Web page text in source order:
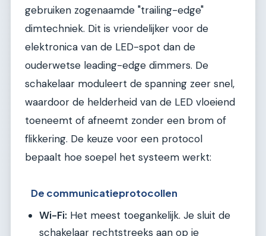
gebruiken zogenaamde "trailing-edge"
dimtechniek. Dit is vriendelijker voor de
elektronica van de LED-spot dan de
ouderwetse leading-edge dimmers. De
schakelaar moduleert de spanning zeer snel,
waardoor de helderheid van de LED vloeiend
toeneemt of afneemt zonder een brom of
flikkering. De keuze voor een protocol
bepaalt hoe soepel het systeem werkt:
De communicatieprotocollen
Wi-Fi: Het meest toegankelijk. Je sluit de
schakelaar rechtstreeks aan op je